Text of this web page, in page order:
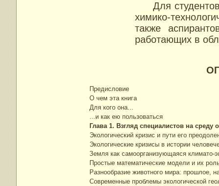
Для студентов
химико-
также
работающих в
Предисловие
О чем эта книга
Для кого она...
...и как ею пользоваться
Глава 1. Взгляд специалистов на
Экологический кризис и пути его
Экологические кризисы в истории
Земля как самоорганизующаяся климато-
Простые математические модели и их
Разнообразие животного мира:
Современные проблемы экологической